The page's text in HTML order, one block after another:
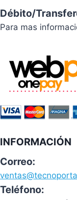
Débito/
Para mas
INFORMACIÓN
Correo:
Teléfono: